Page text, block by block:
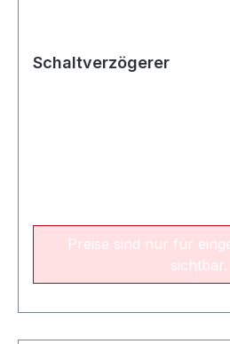
Schaltverzögerer
Preise sind nur für
sichtbar.